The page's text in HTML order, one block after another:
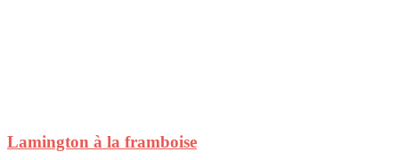
Lamington à la framboise